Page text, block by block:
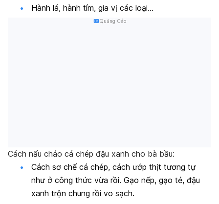
Hành lá, hành tím, gia vị các loại…
Quảng Cáo
Cách nấu cháo cá chép đậu xanh cho bà bầu:
Cách sơ chế cá chép, cách ướp thịt tương tự
như ở công thức vừa rồi. Gạo nếp, gạo tẻ, đậu
xanh trộn chung rồi vo sạch.